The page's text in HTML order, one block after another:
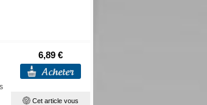
6,89 €
Cet article vous